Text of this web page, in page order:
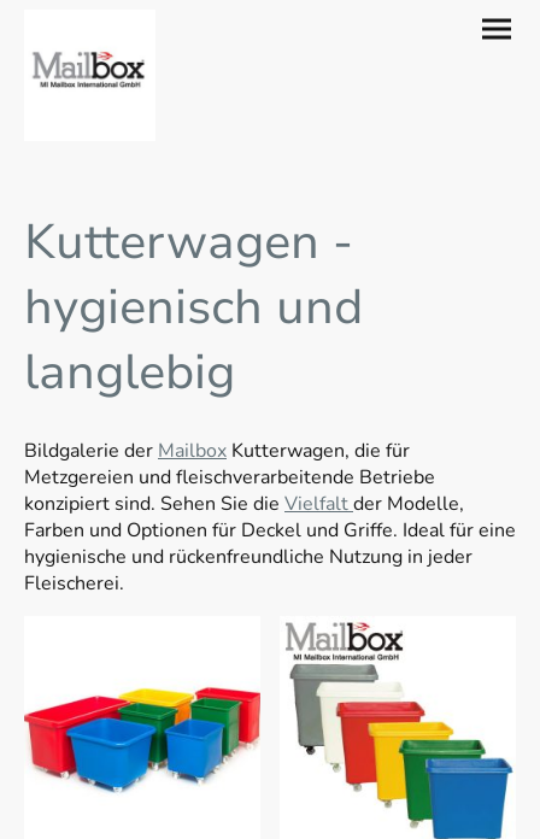
Kutterwagen -
hygienisch und
langlebig
Bildgalerie der Mailbox Kutterwagen, die für
Metzgereien und fleischverarbeitende Betriebe
konzipiert sind. Sehen Sie die Vielfaltder Modelle,
Farben und Optionen für Deckel und Griffe. Ideal für eine
hygienische und rückenfreundliche Nutzung in jeder
Fleischerei.